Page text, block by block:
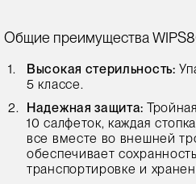
Общие преимущества
Высокая стерильность:
5 классе.
Надежная защита:
10 салфеток, каждая
все вместе во внешней
обеспечивает
транспортировке и